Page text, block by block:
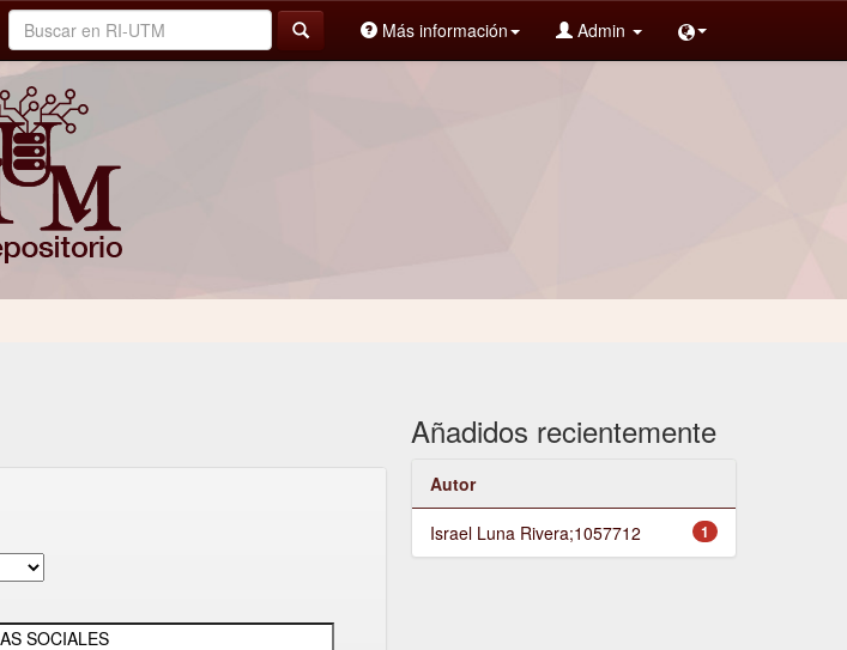
Más información Admin
Añadidos recientemente
Autor
1
Israel Luna Rivera;1057712